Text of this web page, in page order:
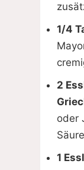
1/4
2
oder
1